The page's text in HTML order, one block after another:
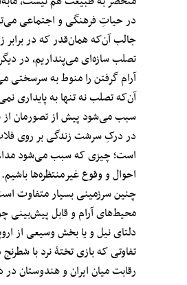
در حیاتِ فرهنگی و اجتماعی
جالب آن‌که همان‌قدر که در برابر
تصلب سازه‌ای می‌پنداریم، در
آرام گرفتن را منوط به سرسختی
آن‌که تصلب نه تنها به پایداری
سبب می‌شود پیش از تصورمان از
در درکِ سرشت زندگی بر روی
است؛ چیزی که سبب می‌شود مدام
احوال و وقوع غیرمنتظره‌ها
چنین سرزمینی بسیار متفاوت
محیط‌های آرام و قابل پیش‌بینی
دلتای نیل و یا بخش وسیعی از
تفاوتی که بازی تختۀ نرد با
رقابت میان ایران و هندوستان در